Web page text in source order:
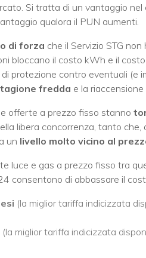
Si tratta di un vantaggio nel
qualora il PUN aumenti.
di forza che il Servizio STG
bloccano il costo kWh e il
protezione contro eventuali (e
fredda e la riaccensione
offerte a prezzo fisso stanno
libera concorrenza, tanto
un livello molto vicino al
luce e gas a prezzo fisso tra
consentono di abbassare il
(la miglior tariffa indicizzata
(la miglior tariffa indicizzata